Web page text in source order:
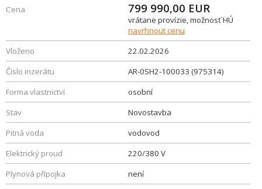
Cena 799 990,00 EUR
vrátane provízie, možnosť HÚ
navrhnout cenu
Vloženo
22.02.2026
Číslo inzerátu
AR-0SH2-100033 (975314)
Forma vlastnictví
osobní
Stav
Novostavba
Pitná voda
vodovod
Elektrický proud
220/380 V
Plynová přípojka
není